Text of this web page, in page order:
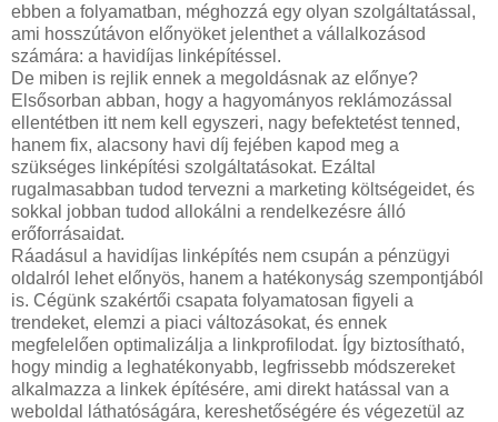
ebben a folyamatban, méghozzá egy olyan szolgáltatással,
ami hosszútávon előnyöket jelenthet a vállalkozásod
számára: a havidíjas linképítéssel.
De miben is rejlik ennek a megoldásnak az előnye?
Elsősorban abban, hogy a hagyományos reklámozással
ellentétben itt nem kell egyszeri, nagy befektetést tenned,
hanem fix, alacsony havi díj fejében kapod meg a
szükséges linképítési szolgáltatásokat. Ezáltal
rugalmasabban tudod tervezni a marketing költségeidet, és
sokkal jobban tudod allokálni a rendelkezésre álló
erőforrásaidat.
Ráadásul a havidíjas linképítés nem csupán a pénzügyi
oldalról lehet előnyös, hanem a hatékonyság szempontjából
is. Cégünk szakértői csapata folyamatosan figyeli a
trendeket, elemzi a piaci változásokat, és ennek
megfelelően optimalizálja a linkprofilodat. Így biztosítható,
hogy mindig a leghatékonyabb, legfrissebb módszereket
alkalmazza a linkek építésére, ami direkt hatással van a
weboldal láthatóságára, kereshetőségére és végezetül az